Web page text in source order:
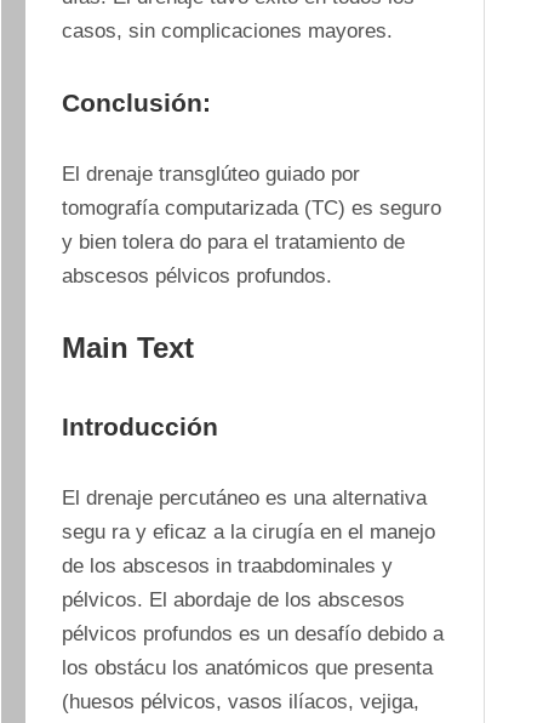
casos, sin complicaciones mayores.
Conclusión:
El drenaje transglúteo guiado por
tomografía computarizada (TC) es seguro
y bien tolera do para el tratamiento de
abscesos pélvicos profundos.
Main Text
Introducción
El drenaje percutáneo es una alternativa
segu ra y eficaz a la cirugía en el manejo
de los abscesos in traabdominales y
pélvicos. El abordaje de los abscesos
pélvicos profundos es un desafío debido a
los obstácu los anatómicos que presenta
(huesos pélvicos, vasos ilíacos, vejiga,